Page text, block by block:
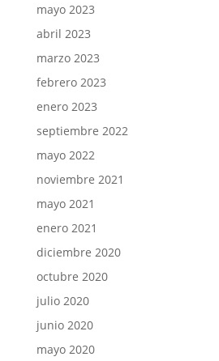
mayo 2023
abril 2023
marzo 2023
febrero 2023
enero 2023
septiembre 2022
mayo 2022
noviembre 2021
mayo 2021
enero 2021
diciembre 2020
octubre 2020
julio 2020
junio 2020
mayo 2020